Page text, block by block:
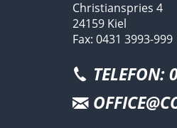
Christianspries 4
24159 Kiel
Fax: 0431 3993-999
TELEFON: